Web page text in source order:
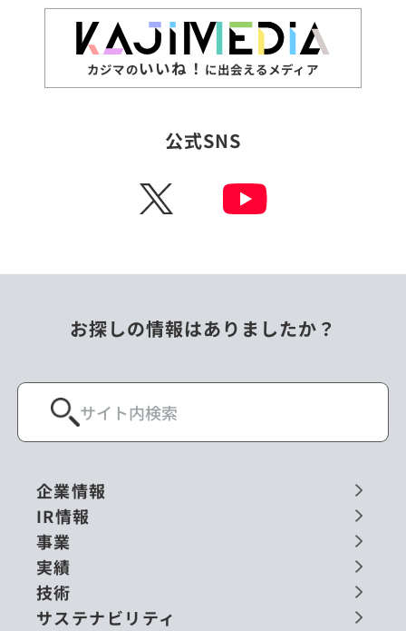
カジマのいいね！ に出会えるメディア
公式SNS
X
お探しの情報はありましたか？
企業情報
IR情報
事業
実績
技術
サステナビリティ